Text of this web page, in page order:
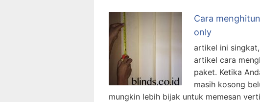
Cara
only
artikel ini
artikel cara
paket. Ketika
masih kosong
mungkin lebih bijak untuk memesan